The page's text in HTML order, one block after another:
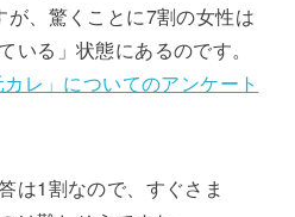
が、驚くことに7割の女性は
いる」状態にあるのです。
レ」についてのアンケート
は1割なので、すぐさま